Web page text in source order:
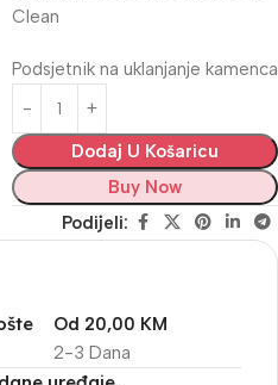
Clean
Podsjetnik na uklanjanje kamenca
Dodaj U Košaricu
Buy Now
Podijeli:
2-3 Dana
Od 20,00 KM